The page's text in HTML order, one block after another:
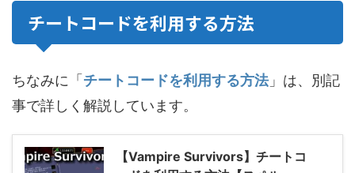
チートコードを利用する方法
ちなみに「チートコードを利用する方法」は、別記
事で詳しく解説しています。
【Vampire Survivors】チートコ